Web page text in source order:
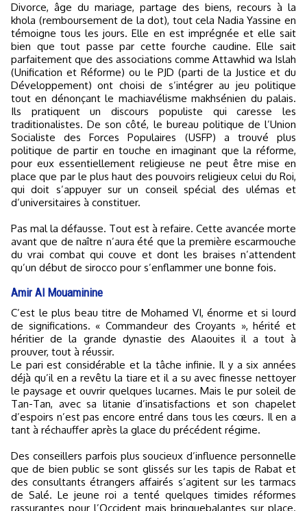
Divorce, âge du mariage, partage des biens, recours à la
khola (remboursement de la dot), tout cela Nadia Yassine en
témoigne tous les jours. Elle en est imprégnée et elle sait
bien que tout passe par cette fourche caudine. Elle sait
parfaitement que des associations comme Attawhid wa Islah
(Unification et Réforme) ou le PJD (parti de la Justice et du
Développement) ont choisi de s’intégrer au jeu politique
tout en dénonçant le machiavélisme makhsénien du palais.
Ils pratiquent un discours populiste qui caresse les
traditionalistes. De son côté, le bureau politique de l’Union
Socialiste des Forces Populaires (USFP) a trouvé plus
politique de partir en touche en imaginant que la réforme,
pour eux essentiellement religieuse ne peut être mise en
place que par le plus haut des pouvoirs religieux celui du Roi,
qui doit s’appuyer sur un conseil spécial des ulémas et
d’universitaires à constituer.
Pas mal la défausse. Tout est à refaire. Cette avancée morte
avant que de naître n’aura été que la première escarmouche
du vrai combat qui couve et dont les braises n’attendent
qu’un début de sirocco pour s’enflammer une bonne fois.
Amir Al Mouaminine
C’est le plus beau titre de Mohamed VI, énorme et si lourd
de significations. « Commandeur des Croyants », hérité et
héritier de la grande dynastie des Alaouites il a tout à
prouver, tout à réussir.
Le pari est considérable et la tâche infinie. Il y a six années
déjà qu’il en a revêtu la tiare et il a su avec finesse nettoyer
le paysage et ouvrir quelques lucarnes. Mais le pur soleil de
Tan-Tan, avec sa litanie d’insatisfactions et son chapelet
d’espoirs n’est pas encore entré dans tous les cœurs. Il en a
tant à réchauffer après la glace du précédent régime.
Des conseillers parfois plus soucieux d’influence personnelle
que de bien public se sont glissés sur les tapis de Rabat et
des consultants étrangers affairés s’agitent sur les tarmacs
de Salé. Le jeune roi a tenté quelques timides réformes
rassurantes pour l’Occident mais brinquebalantes sur place.